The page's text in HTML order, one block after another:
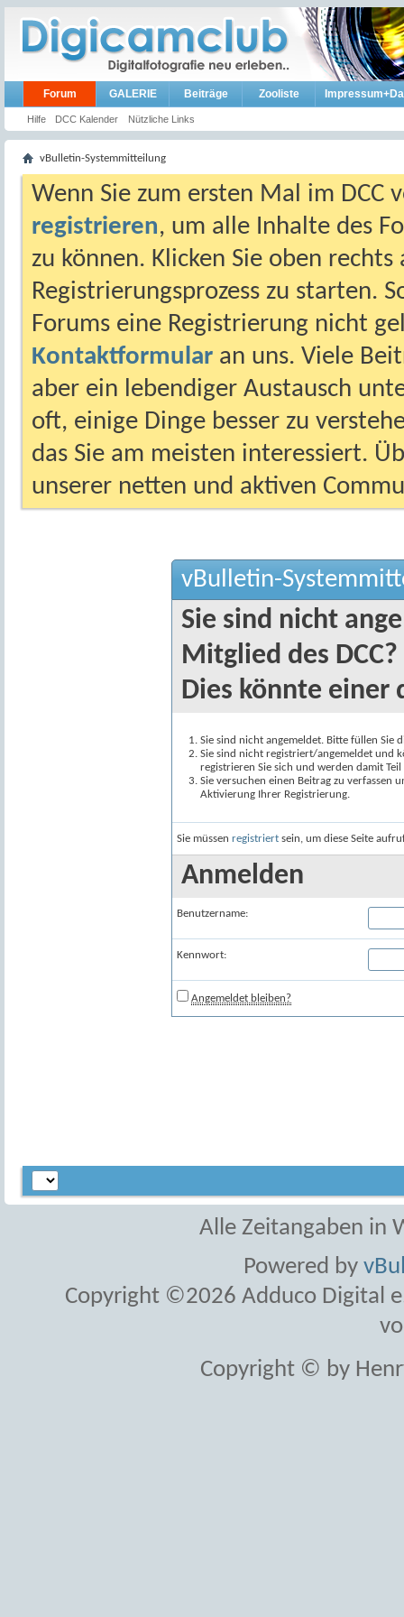
Forum
Hilfe DCC Kalender Nützliche Links
GALERIE Beiträge Zooliste
vBulletin-Systemmitteilung
Wenn Sie zum ersten Mal im DCC
registrieren, um alle Inhalte des
zu können. Klicken Sie oben
Registrierungsprozess zu starten.
Forums eine Registrierung nicht
Kontaktformular an uns. Viele
aber ein lebendiger Austausch
oft, einige Dinge besser zu
das Sie am meisten interessiert.
unserer netten und aktiven
vBulletin-
Sie sind nicht
Mitglied des DCC?
Dies könnte einer
Sie sind nicht angemeldet. Bitte füllen Sie
Sie sind nicht registriert/angemeldet und
registrieren Sie sich und werden damit
Sie versuchen einen Beitrag zu verfassen
Aktivierung Ihrer Registrierung.
Sie müssen registriert sein, um diese Seite
Anmelden
Benutzername:
Kennwort:
Angemeldet bleiben?
Alle Zeitangaben in
Powered by
Copyright ©2026 Adduco Digital
Copyright © by